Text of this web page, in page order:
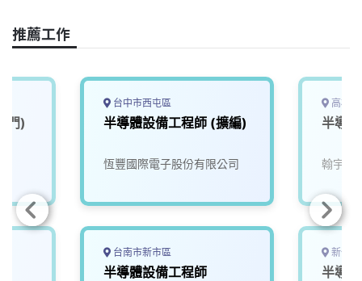
推薦工作
門)
台中市西屯區
半導體設備工程師 (擴編)
恆豐國際電子股份有限公司
台南市新市區
半導體設備工程師
高雄
半導
翰宇電
新竹
半導